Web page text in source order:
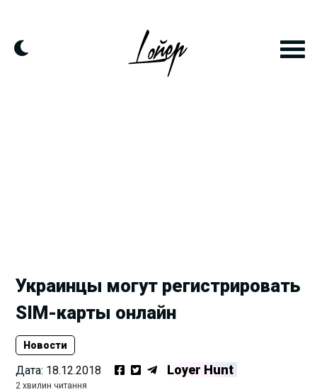
контенту
Украинцы могут регистрировать
SIM-карты онлайн
Новости
Дата: 18.12.2018 Loyer Hunt
2 хвилин читання